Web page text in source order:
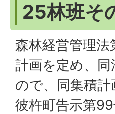
25林班そ
森林経営管理
計画を定め、
ので、同集積
彼杵町告示第99